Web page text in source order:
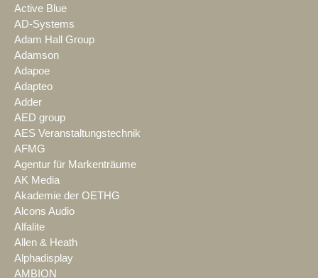
Active Blue
AD-Systems
Adam Hall Group
Adamson
Adapoe
Adapteo
Adder
AED group
AES Veranstaltungstechnik
AFMG
Agentur für Markenträume
AK Media
Akademie der OETHG
Alcons Audio
Alfalite
Allen & Heath
Alphadisplay
AMBION